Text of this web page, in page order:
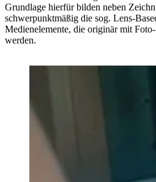
Grundlage hierfür bilden neben
schwerpunktmäßig die sog. Lens-
Medienelemente, die originär mit
werden.